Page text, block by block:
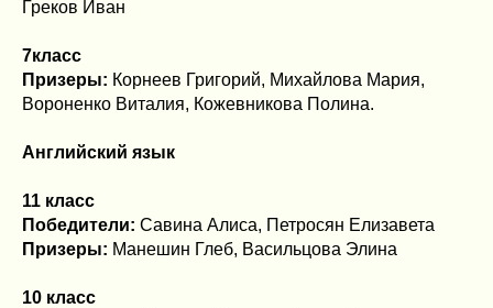
Греков Иван
7класс
Призеры: Корнеев Григорий, Михайлова Мария,
Вороненко Виталия, Кожевникова Полина.
Английский язык
11 класс
Победители: Савина Алиса, Петросян Елизавета
Призеры: Манешин Глеб, Васильцова Элина
10 класс